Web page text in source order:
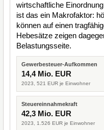
wirtschaftliche
ist das ein Makrofaktor:
können auf einen
Hebesätze zeigen
Belastungsseite.
Gewerbesteuer-Aufkommen
14,4 Mio. EUR
2023, 521 EUR je Einwohner
Steuereinnahmekraft
42,3 Mio. EUR
2023, 1.526 EUR je Einwohner